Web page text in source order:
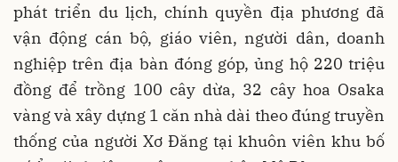
phát triển du lịch, chính quyền địa phương đã
vận động cán bộ, giáo viên, người dân, doanh
nghiệp trên địa bàn đóng góp, ủng hộ 220 triệu
đồng để trồng 100 cây dừa, 32 cây hoa Osaka
vàng và xây dựng 1 căn nhà dài theo đúng truyền
thống của người Xơ Đăng tại khuôn viên khu bố